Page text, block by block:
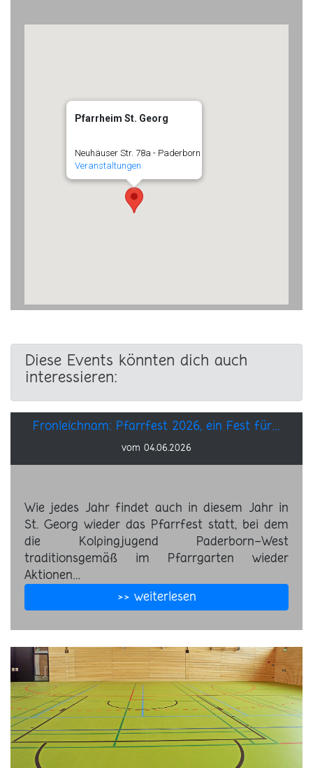
Pfarrheim St. Georg
Neuhäuser Str. 78a - Paderborn
Veranstaltungen
Diese Events könnten dich auch
interessieren:
Fronleichnam: Pfarrfest 2026, ein Fest für…
vom 04.06.2026
Wie jedes Jahr findet auch in diesem Jahr in
St. Georg wieder das Pfarrfest statt, bei dem
die Kolpingjugend Paderborn-West
traditionsgemäß im Pfarrgarten wieder
Aktionen…
>> weiterlesen